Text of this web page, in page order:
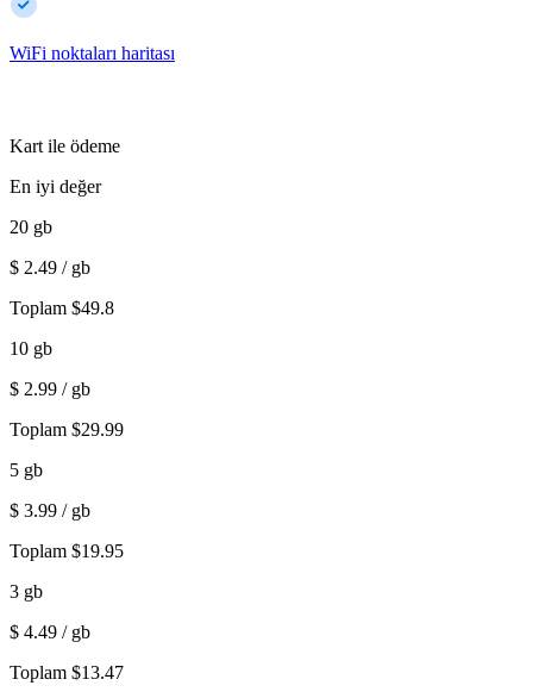
WiFi noktaları haritası
Kart ile ödeme
En iyi değer
20 gb
$ 2.49 / gb
Toplam $49.8
10 gb
$ 2.99 / gb
Toplam $29.99
5 gb
$ 3.99 / gb
Toplam $19.95
3 gb
$ 4.49 / gb
Toplam $13.47